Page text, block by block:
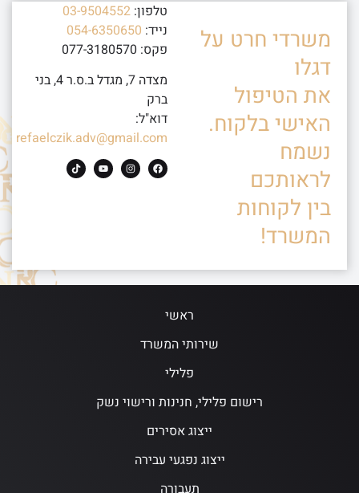
משרדי חרט על
דגלו
את הטיפול
האישי בלקוח.
נשמח
לראותכם
בין לקוחות
המשרד!
טלפון: 03-9504552
נייד: 054-6350650
פקס: 077-3180570
מצדה 7, מגדל ב.ס.ר 4, בני
ברק
דוא"ל:
refaelczik.adv@gmail.com
ראשי
שירותי המשרד
פלילי
רישום פלילי, חנינות ורישוי נשק
ייצוג אסירים
ייצוג נפגעי עבירה
תעבורה